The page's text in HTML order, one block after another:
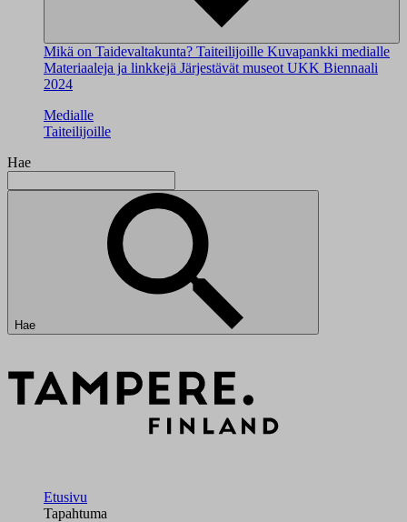
Mikä on Taidevaltakunta? Taiteilijoille Kuvapankki medialle
Materiaaleja ja linkkejä Järjestävät museot UKK Biennaali
2024
Medialle
Taiteilijoille
Hae
Hae
Etusivu
Tapahtuma